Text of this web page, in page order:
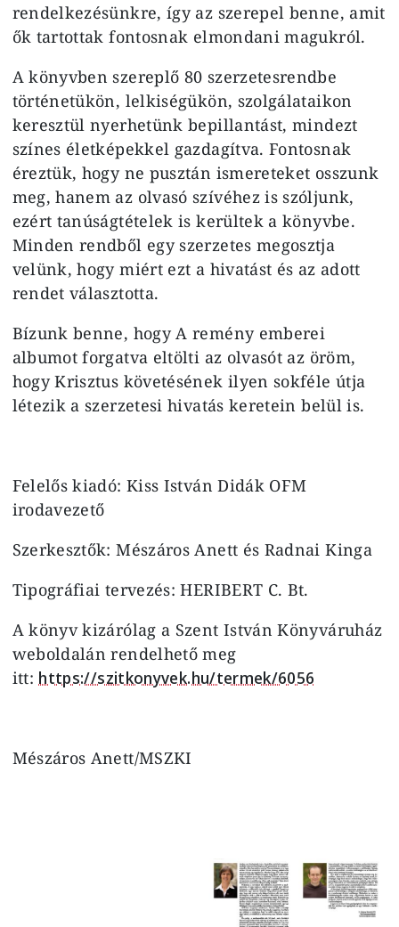
rendelkezésünkre, így az szerepel benne, amit
ők tartottak fontosnak elmondani magukról.
A könyvben szereplő 80 szerzetesrendbe
történetükön, lelkiségükön, szolgálataikon
keresztül nyerhetünk bepillantást, mindezt
színes életképekkel gazdagítva. Fontosnak
éreztük, hogy ne pusztán ismereteket osszunk
meg, hanem az olvasó szívéhez is szóljunk,
ezért tanúságtételek is kerültek a könyvbe.
Minden rendből egy szerzetes megosztja
velünk, hogy miért ezt a hivatást és az adott
rendet választotta.
Bízunk benne, hogy A remény emberei
albumot forgatva eltölti az olvasót az öröm,
hogy Krisztus követésének ilyen sokféle útja
létezik a szerzetesi hivatás keretein belül is.
Felelős kiadó: Kiss István Didák OFM
irodavezető
Szerkesztők: Mészáros Anett és Radnai Kinga
Tipográfiai tervezés: HERIBERT C. Bt.
A könyv kizárólag a Szent István Könyváruház
weboldalán rendelhető meg
itt: https://szitkonyvek.hu/termek/6056
Mészáros Anett/MSZKI
Image